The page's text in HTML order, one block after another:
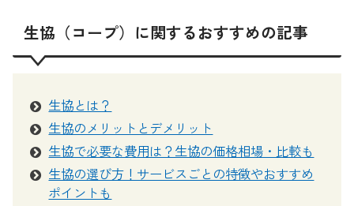
生協（コープ）に関するおすすめの記事
生協とは？
生協のメリットとデメリット
生協で必要な費用は？生協の価格相場・比較も
生協の選び方！サービスごとの特徴やおすすめ
ポイントも